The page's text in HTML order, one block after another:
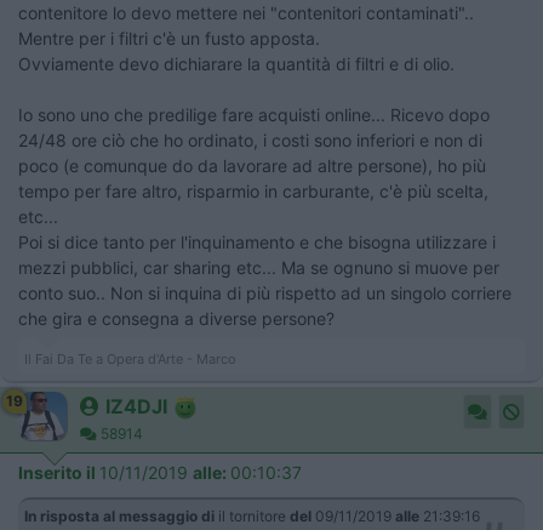
contenitore lo devo mettere nei "contenitori contaminati"..
Mentre per i filtri c'è un fusto apposta.
Ovviamente devo dichiarare la quantità di filtri e di olio.
Io sono uno che predilige fare acquisti online... Ricevo dopo
24/48 ore ciò che ho ordinato, i costi sono inferiori e non di
poco (e comunque do da lavorare ad altre persone), ho più
tempo per fare altro, risparmio in carburante, c'è più scelta,
etc...
Poi si dice tanto per l'inquinamento e che bisogna utilizzare i
mezzi pubblici, car sharing etc... Ma se ognuno si muove per
conto suo.. Non si inquina di più rispetto ad un singolo corriere
che gira e consegna a diverse persone?
Il Fai Da Te a Opera d'Arte - Marco
19 IZ4DJI
58914
Inserito il 10/11/2019 alle: 00:10:37
In risposta al messaggio di il tornitore del 09/11/2019 alle 21:39:16